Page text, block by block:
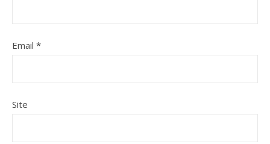
Email *
Site